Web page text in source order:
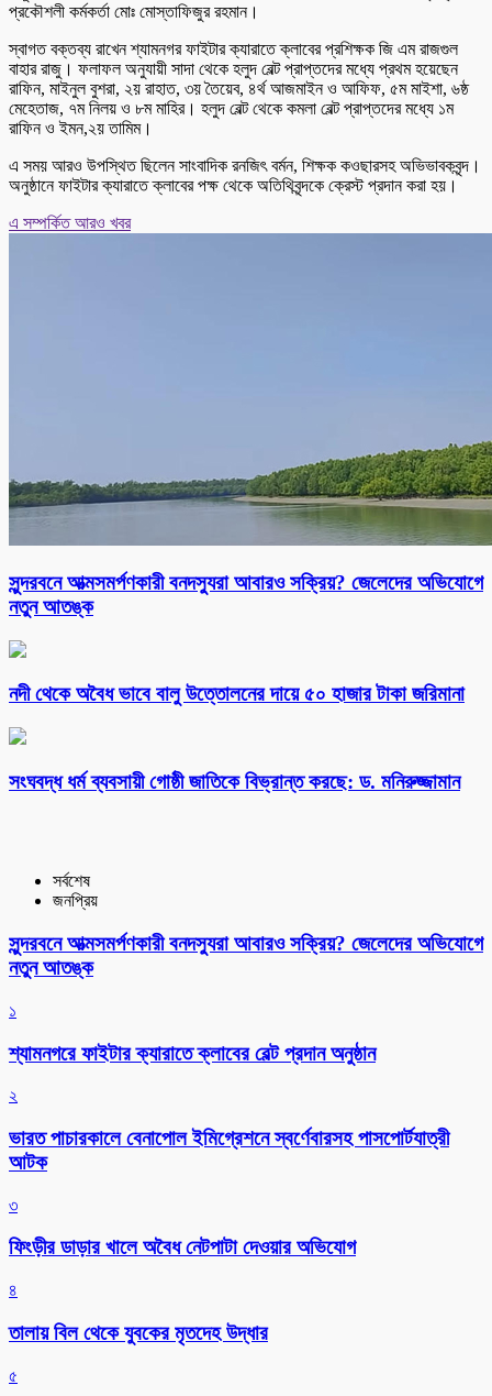
প্রকৌশলী কর্মকর্তা মোঃ মোস্তাফিজুর রহমান।
স্বাগত বক্তব্য রাখেন শ্যামনগর ফাইটার ক্যারাতে ক্লাবের প্রশিক্ষক জি এম রাজগুল
বাহার রাজু। ফলাফল অনুযায়ী সাদা থেকে হলুদ বেল্ট প্রাপ্তদের মধ্যে প্রথম হয়েছেন
রাফিন, মাইনুল বুশরা, ২য় রাহাত, ৩য় তৈয়েব, ৪র্থ আজমাইন ও আফিফ, ৫ম মাইশা, ৬ষ্ঠ
মেহেতাজ, ৭ম নিলয় ও ৮ম মাহির। হলুদ বেল্ট থেকে কমলা বেল্ট প্রাপ্তদের মধ্যে ১ম
রাফিন ও ইমন,২য় তামিম।
এ সময় আরও উপস্থিত ছিলেন সাংবাদিক রনজিৎ বর্মন, শিক্ষক কওছারসহ অভিভাবকবৃন্দ।
অনুষ্ঠানে ফাইটার ক্যারাতে ক্লাবের পক্ষ থেকে অতিথিবৃন্দকে ক্রেস্ট প্রদান করা হয়।
এ সম্পর্কিত আরও খবর
সুন্দরবনে আত্মসমর্পণকারী বনদস্যুরা আবারও সক্রিয়? জেলেদের অভিযোগে
নতুন আতঙ্ক
নদী থেকে অবৈধ ভাবে বালু উত্তোলনের দায়ে ৫০ হাজার টাকা জরিমানা
সংঘবদ্ধ ধর্ম ব্যবসায়ী গোষ্ঠী জাতিকে বিভ্রান্ত করছে: ড. মনিরুজ্জামান
সর্বশেষ
জনপ্রিয়
সুন্দরবনে আত্মসমর্পণকারী বনদস্যুরা আবারও সক্রিয়? জেলেদের অভিযোগে
নতুন আতঙ্ক
১
শ্যামনগরে ফাইটার ক্যারাতে ক্লাবের বেল্ট প্রদান অনুষ্ঠান
২
ভারত পাচারকালে বেনাপোল ইমিগ্রেশনে স্বর্ণেবারসহ পাসপোর্টযাত্রী
আটক
৩
ফিংড়ীর ডাড়ার খালে অবৈধ নেটপাটা দেওয়ার অভিযোগ
৪
তালায় বিল থেকে যুবকের মৃতদেহ উদ্ধার
৫